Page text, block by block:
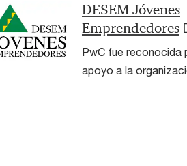
DESEM Jóvenes
Emprendedores
PwC fue reconocida
apoyo a la